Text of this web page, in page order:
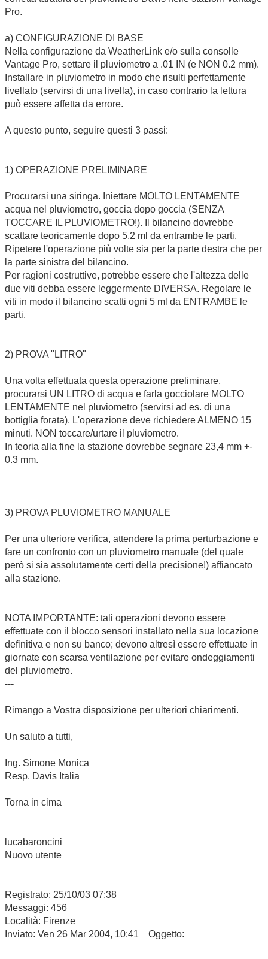
Pro.
a) CONFIGURAZIONE DI BASE
Nella configurazione da WeatherLink e/o sulla consolle
Vantage Pro, settare il pluviometro a .01 IN (e NON 0.2 mm).
Installare in pluviometro in modo che risulti perfettamente
livellato (servirsi di una livella), in caso contrario la lettura
può essere affetta da errore.
A questo punto, seguire questi 3 passi:
1) OPERAZIONE PRELIMINARE
Procurarsi una siringa. Iniettare MOLTO LENTAMENTE
acqua nel pluviometro, goccia dopo goccia (SENZA
TOCCARE IL PLUVIOMETRO!). Il bilancino dovrebbe
scattare teoricamente dopo 5.2 ml da entrambe le parti.
Ripetere l'operazione più volte sia per la parte destra che per
la parte sinistra del bilancino.
Per ragioni costruttive, potrebbe essere che l'altezza delle
due viti debba essere leggermente DIVERSA. Regolare le
viti in modo il bilancino scatti ogni 5 ml da ENTRAMBE le
parti.
2) PROVA "LITRO"
Una volta effettuata questa operazione preliminare,
procurarsi UN LITRO di acqua e farla gocciolare MOLTO
LENTAMENTE nel pluviometro (servirsi ad es. di una
bottiglia forata). L'operazione deve richiedere ALMENO 15
minuti. NON toccare/urtare il pluviometro.
In teoria alla fine la stazione dovrebbe segnare 23,4 mm +-
0.3 mm.
3) PROVA PLUVIOMETRO MANUALE
Per una ulteriore verifica, attendere la prima perturbazione e
fare un confronto con un pluviometro manuale (del quale
però si sia assolutamente certi della precisione!) affiancato
alla stazione.
NOTA IMPORTANTE: tali operazioni devono essere
effettuate con il blocco sensori installato nella sua locazione
definitiva e non su banco; devono altresì essere effettuate in
giornate con scarsa ventilazione per evitare ondeggiamenti
del pluviometro.
---
Rimango a Vostra disposizione per ulteriori chiarimenti.
Un saluto a tutti,
Ing. Simone Monica
Resp. Davis Italia
Torna in cima
lucabaroncini
Nuovo utente
Registrato: 25/10/03 07:38
Messaggi: 456
Località: Firenze
Inviato: Ven 26 Mar 2004, 10:41 Oggetto: